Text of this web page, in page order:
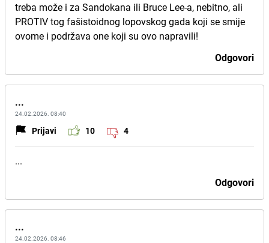
treba može i za Sandokana ili Bruce Lee-a, nebitno, ali
PROTIV tog fašistoidnog lopovskog gada koji se smije
ovome i podržava one koji su ovo napravili!
Odgovori
...
24.02.2026. 08:40
Prijavi 10 4
...
Odgovori
...
24.02.2026. 08:46